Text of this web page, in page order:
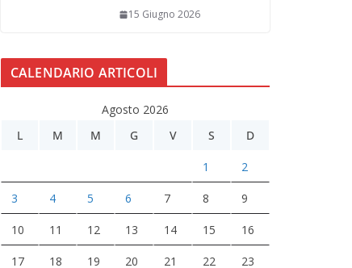
15 Giugno 2026
CALENDARIO ARTICOLI
Agosto 2026
L
M M G V S D
1 2
3 4 5 6 7 8 9
10 11 12 13 14 15 16
17 18 19 20 21 22 23